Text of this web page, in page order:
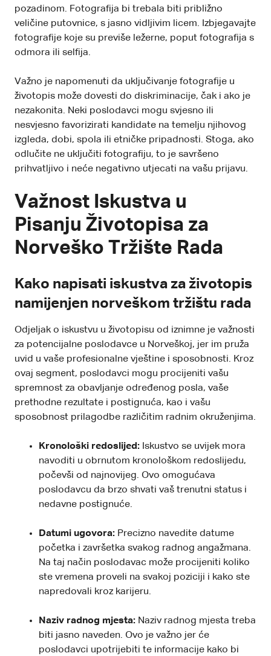
pozadinom. Fotografija bi trebala biti približno
veličine putovnice, s jasno vidljivim licem. Izbjegavajte
fotografije koje su previše ležerne, poput fotografija s
odmora ili selfija.
Važno je napomenuti da uključivanje fotografije u
životopis može dovesti do diskriminacije, čak i ako je
nezakonita. Neki poslodavci mogu svjesno ili
nesvjesno favorizirati kandidate na temelju njihovog
izgleda, dobi, spola ili etničke pripadnosti. Stoga, ako
odlučite ne uključiti fotografiju, to je savršeno
prihvatljivo i neće negativno utjecati na vašu prijavu.
Važnost Iskustva u
Pisanju Životopisa za
Norveško Tržište Rada
Kako napisati iskustva za životopis
namijenjen norveškom tržištu rada
Odjeljak o iskustvu u životopisu od iznimne je važnosti
za potencijalne poslodavce u Norveškoj, jer im pruža
uvid u vaše profesionalne vještine i sposobnosti. Kroz
ovaj segment, poslodavci mogu procijeniti vašu
spremnost za obavljanje određenog posla, vaše
prethodne rezultate i postignuća, kao i vašu
sposobnost prilagodbe različitim radnim okruženjima.
Kronološki redoslijed: Iskustvo se uvijek mora
navoditi u obrnutom kronološkom redoslijedu,
počevši od najnovijeg. Ovo omogućava
poslodavcu da brzo shvati vaš trenutni status i
nedavne postignuće.
Datumi ugovora: Precizno navedite datume
početka i završetka svakog radnog angažmana.
Na taj način poslodavac može procijeniti koliko
ste vremena proveli na svakoj poziciji i kako ste
napredovali kroz karijeru.
Naziv radnog mjesta: Naziv radnog mjesta treba
biti jasno naveden. Ovo je važno jer će
poslodavci upotrijebiti te informacije kako bi